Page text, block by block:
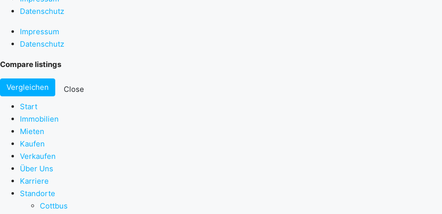
Datenschutz
Impressum
Datenschutz
Compare listings
Vergleichen
Close
Start
Immobilien
Mieten
Kaufen
Verkaufen
Über Uns
Karriere
Standorte
Cottbus